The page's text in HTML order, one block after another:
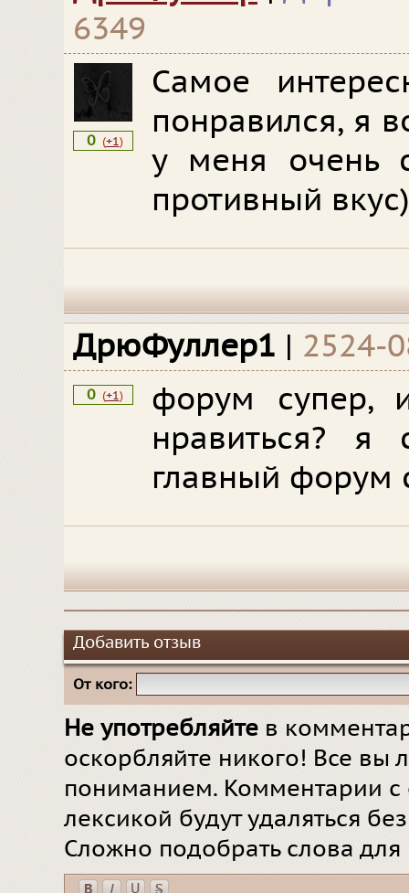
6349
0 (+1)
Самое
понравился, я
у меня очень
противный
ДрюФуллер1 | 2524-
0 (+1)
форум супер,
нравиться? я
главный форум
Добавить отзыв
От кого:
Не употребляйте в
оскорбляйте никого! Все вы
пониманием. Комментарии
лексикой будут удаляться
Сложно подобрать слова